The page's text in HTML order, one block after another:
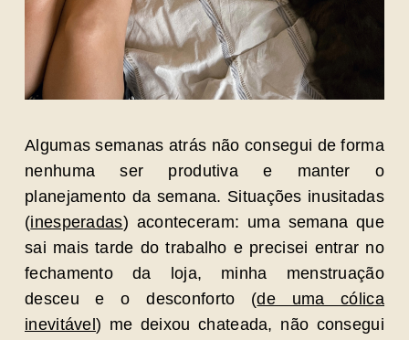
Algumas semanas atrás não consegui de forma
nenhuma ser produtiva e manter o
planejamento da semana. Situações inusitadas
(inesperadas) aconteceram: uma semana que
sai mais tarde do trabalho e precisei entrar no
fechamento da loja, minha menstruação
desceu e o desconforto (de uma cólica
inevitável ) me deixou chateada, não consegui